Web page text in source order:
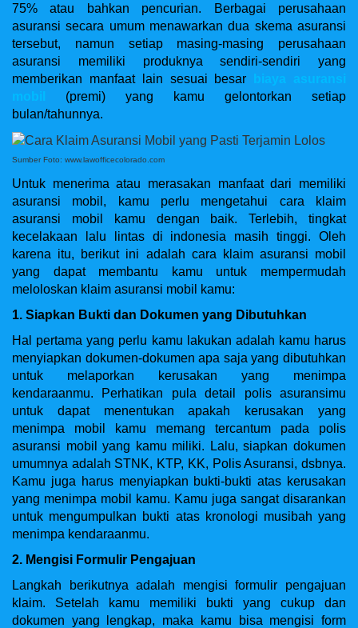
75% atau bahkan pencurian. Berbagai perusahaan
asuransi secara umum menawarkan dua skema asuransi
tersebut, namun setiap masing-masing perusahaan
asuransi memiliki produknya sendiri-sendiri yang
memberikan manfaat lain sesuai besar
biaya asuransi
mobil
(premi) yang kamu gelontorkan setiap
bulan/tahunnya.
Sumber Foto: www.lawofficecolorado.com
Untuk menerima atau merasakan manfaat dari memiliki
asuransi mobil, kamu perlu mengetahui cara klaim
asuransi mobil kamu dengan baik. Terlebih, tingkat
kecelakaan lalu lintas di indonesia masih tinggi. Oleh
karena itu, berikut ini adalah cara klaim asuransi mobil
yang dapat membantu kamu untuk mempermudah
meloloskan klaim asuransi mobil kamu:
1. Siapkan Bukti dan Dokumen yang Dibutuhkan
Hal pertama yang perlu kamu lakukan adalah kamu harus
menyiapkan dokumen-dokumen apa saja yang dibutuhkan
untuk melaporkan kerusakan yang menimpa
kendaraanmu. Perhatikan pula detail polis asuransimu
untuk dapat menentukan apakah kerusakan yang
menimpa mobil kamu memang tercantum pada polis
asuransi mobil yang kamu miliki. Lalu, siapkan dokumen
umumnya adalah STNK, KTP, KK, Polis Asuransi, dsbnya.
Kamu juga harus menyiapkan bukti-bukti atas kerusakan
yang menimpa mobil kamu. Kamu juga sangat disarankan
untuk mengumpulkan bukti atas kronologi musibah yang
menimpa kendaraanmu.
2. Mengisi Formulir Pengajuan
Langkah berikutnya adalah mengisi formulir pengajuan
klaim. Setelah kamu memiliki bukti yang cukup dan
dokumen yang lengkap, maka kamu bisa mengisi form